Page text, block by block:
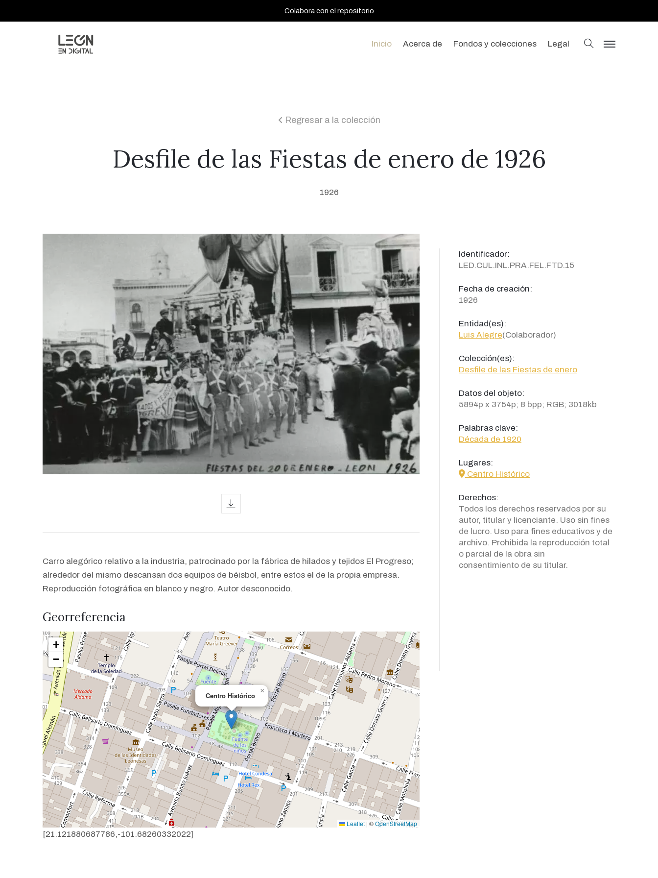
Colabora con el repositorio
Inicio Acerca de Fondos y colecciones Legal buscar
menu
icon
Regresar a la colección
Desfile de las Fiestas de enero de 1926
1926
Carro alegórico relativo a la industria, patrocinado por la fábrica de hilados y tejidos El Progreso;
alrededor del mismo descansan dos equipos de béisbol, entre estos el de la propia empresa.
Reproducción fotográfica en blanco y negro. Autor desconocido.
Georreferencia
Centro Histórico
×
+
−
Leaflet | ©OpenStreetMap
[21.121880687786,-101.68260332022]
Identificador:
LED.CUL.INL.PRA.FEL.FTD.15
Fecha de creación:
1926
Entidad(es):
Luis Alegre(Colaborador)
Colección(es):
Desfile de las Fiestas de enero
Datos del objeto:
5894p x 3754p; 8 bpp; RGB; 3018kb
Palabras clave:
Década de 1920
Lugares:
icon
Centro Histórico
Derechos:
Todos los derechos reservados por su
autor, titular y licenciante. Uso sin fines
de lucro. Uso para fines educativos y de
archivo. Prohibida la reproducción total
o parcial de la obra sin
consentimiento de su titular.